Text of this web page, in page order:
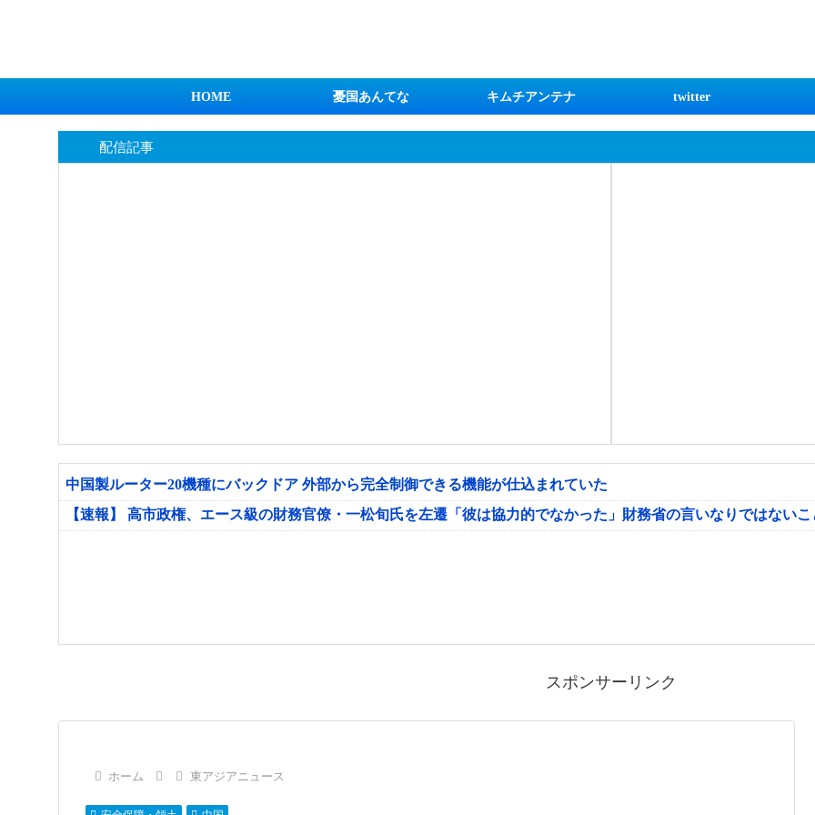
HOME 憂国あんてな キムチアンテナ twitter
配信記事
中国製ルーター20機種にバックドア 外部から完全制御できる機能が仕込まれていた
【速報】 高市政権、エース級の財務官僚・一松旬氏を左遷「彼は協力的でなかった」財務省の言いなりではない
スポンサーリンク
ホーム 東アジアニュース